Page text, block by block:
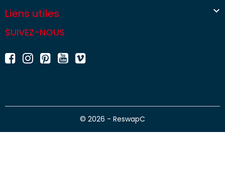
Liens utiles 
SUIVEZ-NOUS
© 2026 - ReswapC